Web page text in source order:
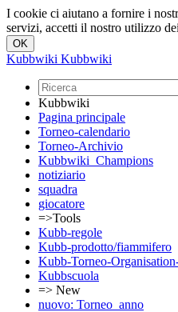
I cookie ci aiutano a fornire i
servizi, accetti il nostro utilizzo
Kubbwiki Kubbwiki
Kubbwiki
Pagina principale
Torneo-calendario
Torneo-Archivio
Kubbwiki_Champions
notiziario
squadra
giocatore
=>Tools
Kubb-regole
Kubb-prodotto/fiammifero
Kubb-Torneo-
Kubbscuola
=> New
nuovo: Torneo_anno